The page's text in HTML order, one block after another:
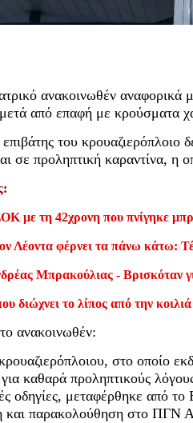
ανακοινωθέν αναφορικά
από επαφή με κρούσματα
του κρουαζιερόπλοιο
σε προληπτική καραντίνα, η
με τη 42χρονη που πνίγηκε
Λέοντα φέρνει τα πάνω κάτω:
Μπρακούλιας - Βρισκόταν
διώχνει το λίπος από την
ανακοινωθέν:
στο οποίο
καθαρά προληπτικούς
οδηγίες, μεταφέρθηκε από
παρακολούθηση στο ΠΓΝ